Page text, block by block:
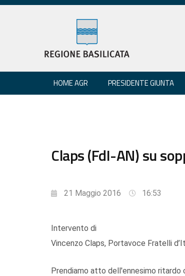
HOME AGR PRESIDENTE GIUNTA
Claps (FdI-AN) su
21 Maggio 2016 16:53
Intervento di
Vincenzo Claps, Portavoce Fratelli
Prendiamo atto dell'ennesimo ritardo